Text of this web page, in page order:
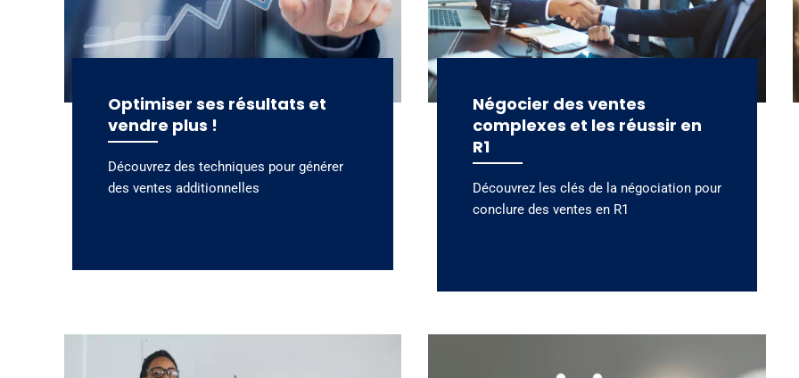
Optimiser ses résultats et
vendre plus !
Découvrez des techniques pour générer
des ventes additionnelles
Négocier des ventes
complexes et les réussir en
R1
Découvrez les clés de la négociation pour
conclure des ventes en R1